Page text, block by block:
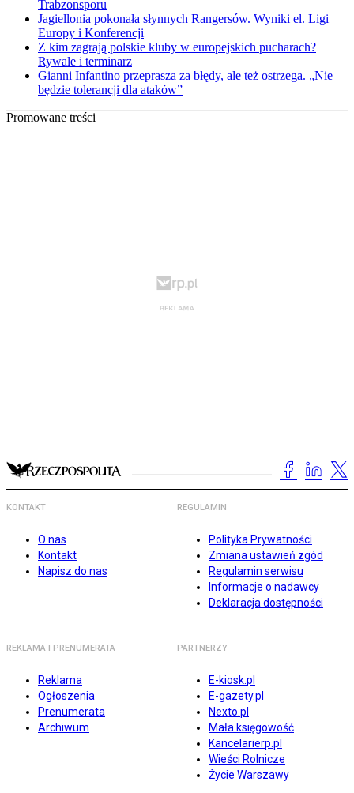
Trabzonsporu
Jagiellonia pokonała słynnych Rangersów. Wyniki el. Ligi
Europy i Konferencji
Z kim zagrają polskie kluby w europejskich pucharach?
Rywale i terminarz
Gianni Infantino przeprasza za błędy, ale też ostrzega. „Nie
będzie tolerancji dla ataków”
Promowane treści
KONTAKT
O nas
Kontakt
Napisz do nas
REGULAMIN
Polityka Prywatności
Zmiana ustawień zgód
Regulamin serwisu
Informacje o nadawcy
Deklaracja dostępności
REKLAMA I PRENUMERATA
Reklama
Ogłoszenia
Prenumerata
Archiwum
PARTNERZY
E-kiosk.pl
E-gazety.pl
Nexto.pl
Mała księgowość
Kancelarierp.pl
Wieści Rolnicze
Życie Warszawy